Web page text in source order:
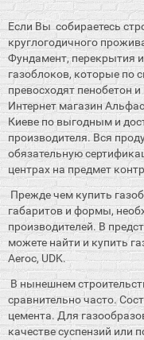
Если Вы собираетесь
круглогодичного
Фундамент, перекрытия
газоблоков, которые по
превосходят пенобетон
Интернет магазин
Киеве по выгодным и
производителя. Вся
обязательную
центрах на предмет
Прежде чем купить
габаритов и формы,
производителей. В
можете найти и купить
Aeroc, UDK.
В нынешнем
сравнительно часто.
цемента. Для
качестве суспензий